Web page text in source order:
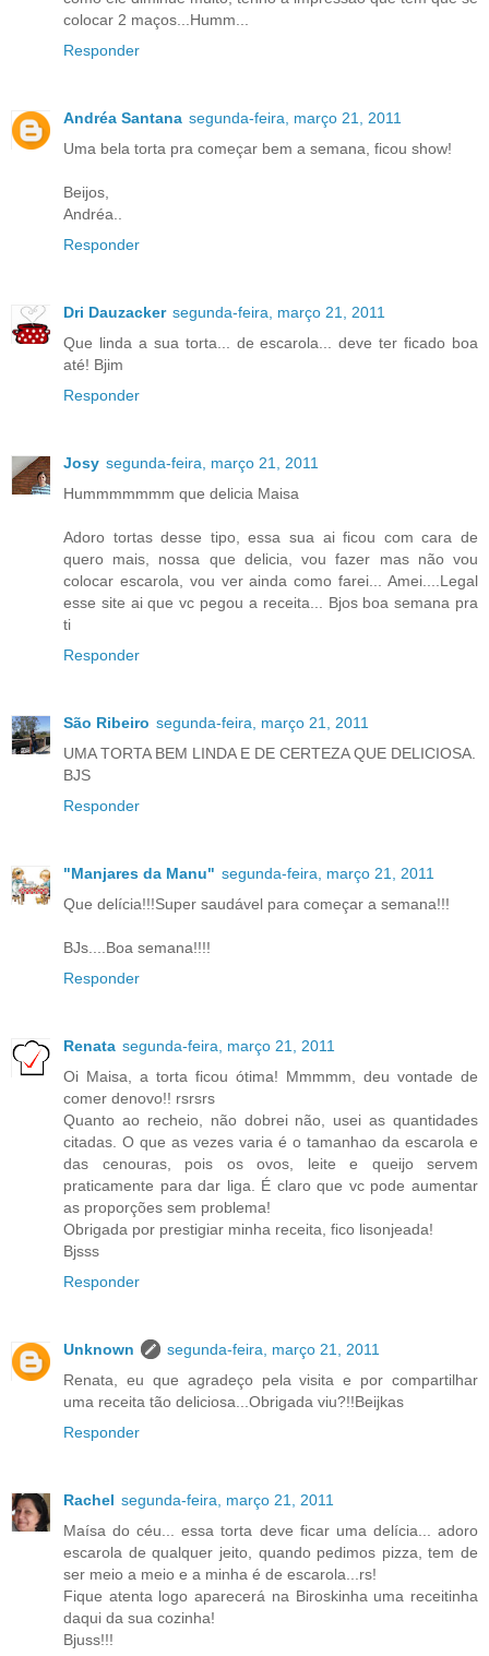
colocar 2 maços...Humm...
Responder
Andréa Santana segunda-feira, março 21, 2011
Uma bela torta pra começar bem a semana, ficou show!
Beijos,
Andréa..
Responder
Dri Dauzacker segunda-feira, março 21, 2011
Que linda a sua torta... de escarola... deve ter ficado boa
até! Bjim
Responder
Josy segunda-feira, março 21, 2011
Hummmmmmm que delicia Maisa
Adoro tortas desse tipo, essa sua ai ficou com cara de
quero mais, nossa que delicia, vou fazer mas não vou
colocar escarola, vou ver ainda como farei... Amei....Legal
esse site ai que vc pegou a receita... Bjos boa semana pra
ti
Responder
São Ribeiro segunda-feira, março 21, 2011
UMA TORTA BEM LINDA E DE CERTEZA QUE DELICIOSA.
BJS
Responder
"Manjares da Manu" segunda-feira, março 21, 2011
Que delícia!!!Super saudável para começar a semana!!!
BJs....Boa semana!!!!
Responder
Renata segunda-feira, março 21, 2011
Oi Maisa, a torta ficou ótima! Mmmmm, deu vontade de
comer denovo!! rsrsrs
Quanto ao recheio, não dobrei não, usei as quantidades
citadas. O que as vezes varia é o tamanhao da escarola e
das cenouras, pois os ovos, leite e queijo servem
praticamente para dar liga. É claro que vc pode aumentar
as proporções sem problema!
Obrigada por prestigiar minha receita, fico lisonjeada!
Bjsss
Responder
Unknown
segunda-feira, março 21, 2011
Renata, eu que agradeço pela visita e por compartilhar
uma receita tão deliciosa...Obrigada viu?!!Beijkas
Responder
Rachel segunda-feira, março 21, 2011
Maísa do céu... essa torta deve ficar uma delícia... adoro
escarola de qualquer jeito, quando pedimos pizza, tem de
ser meio a meio e a minha é de escarola...rs!
Fique atenta logo aparecerá na Biroskinha uma receitinha
daqui da sua cozinha!
Bjuss!!!